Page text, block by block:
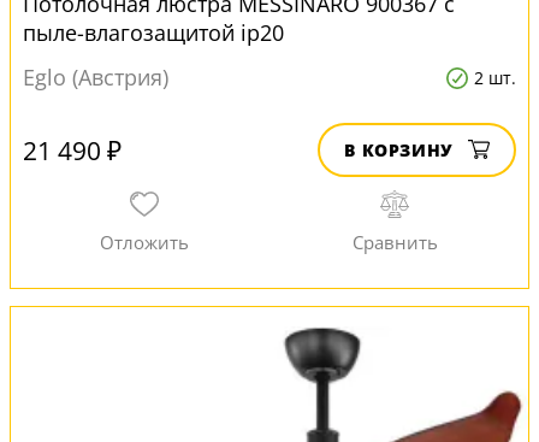
пыле-влагозащитой ip20
Eglo (Австрия)
2 шт.
21 490 ₽ В КОРЗИНУ